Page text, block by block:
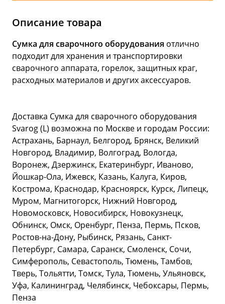
Описание товара
Сумка для сварочного оборудования отлично
подходит для хранения и транспортировки
сварочного аппарата, горелок, защитных краг,
расходных материалов и других аксессуаров.
Доставка Сумка для сварочного оборудования
Svarog (L) возможна по Москве и городам России:
Астрахань, Барнаул, Белгород, Брянск, Великий
Новгород, Владимир, Волгоград, Вологда,
Воронеж, Дзержинск, Екатеринбург, Иваново,
Йошкар-Ола, Ижевск, Казань, Калуга, Киров,
Кострома, Краснодар, Красноярск, Курск, Липецк,
Муром, Магнитогорск, Нижний Новгород,
Новомосковск, Новосибирск, Новокузнецк,
Обнинск, Омск, Оренбург, Пенза, Пермь, Псков,
Ростов-на-Дону, Рыбинск, Рязань, Санкт-
Петербург, Самара, Саранск, Смоленск, Сочи,
Симферополь, Севастополь, Тюмень, Тамбов,
Тверь, Тольятти, Томск, Тула, Тюмень, Ульяновск,
Уфа, Калининград, Челябинск, Чебоксары, Пермь,
Пенза